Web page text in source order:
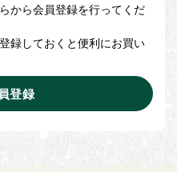
から会員登録を行ってくだ
録しておくと便利にお買い